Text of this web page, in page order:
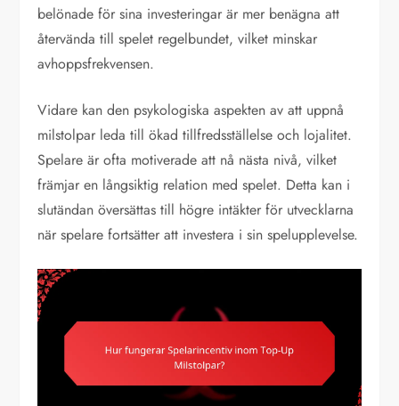
belönade för sina investeringar är mer benägna att
återvända till spelet regelbundet, vilket minskar
avhoppsfrekvensen.
Vidare kan den psykologiska aspekten av att uppnå
milstolpar leda till ökad tillfredsställelse och lojalitet.
Spelare är ofta motiverade att nå nästa nivå, vilket
främjar en långsiktig relation med spelet. Detta kan i
slutändan översättas till högre intäkter för utvecklarna
när spelare fortsätter att investera i sin spelupplevelse.